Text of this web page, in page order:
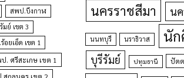
สพป.บึงกาฬ
ย์ เขต 3
อยเอ็ด เขต 1
. ศรีสะเกษ เขต 1
นครราชสีมา น
นนทบุรี นราธิวาส นัก
บุรีรัมย์ ปทุมธานี ปัต